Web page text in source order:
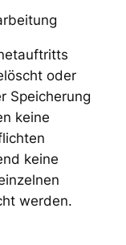
oder
Speicherung
keine
keine
werden.